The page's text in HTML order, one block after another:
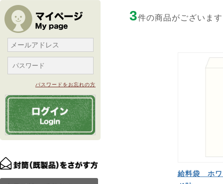
パスワードをお忘れの方
3件の商品がございま
給料袋 ホ